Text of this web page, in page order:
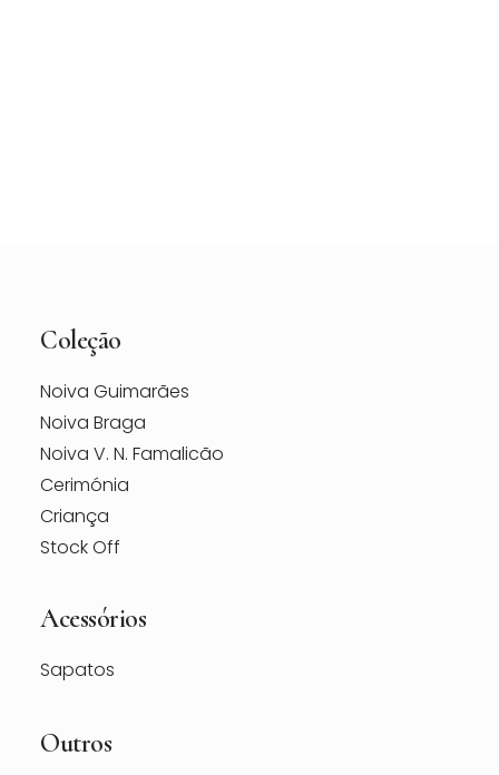
Coleção
Noiva Guimarães
Noiva Braga
Noiva V. N. Famalicão
Cerimónia
Criança
Stock Off
Acessórios
Sapatos
Outros